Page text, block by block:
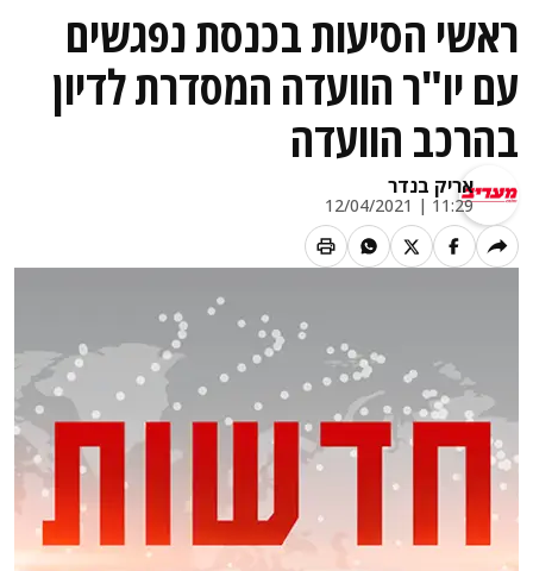
ראשי הסיעות בכנסת נפגשים
עם יו"ר הוועדה המסדרת לדיון
בהרכב הוועדה
אריק בנדר
11:29 | 12/04/2021